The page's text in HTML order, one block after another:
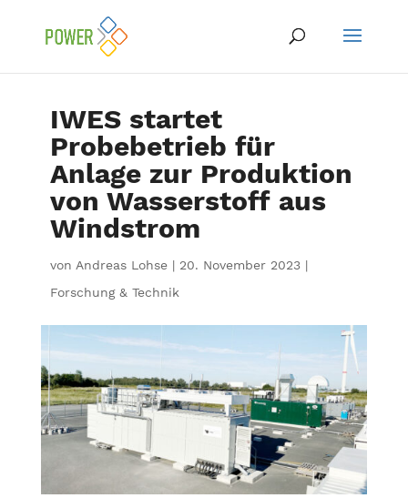
IWES startet
Probebetrieb für
Anlage zur Produktion
von Wasserstoff aus
Windstrom
von Andreas Lohse| 20. November 2023|
Forschung & Technik